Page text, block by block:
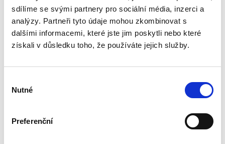
sdílíme se svými partnery pro sociální média, inzerci a
analýzy. Partneři tyto údaje mohou zkombinovat s
dalšími informacemi, které jste jim poskytli nebo které
získali v důsledku toho, že používáte jejich služby.
souhlasu
Nutné
Preferenční
práva Evropské unie na...
Zákaz diskriminace